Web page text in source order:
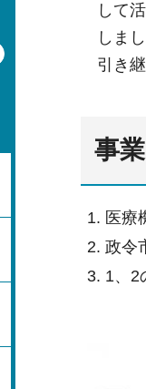
して
しま
引き
事
医療
政令
1、2